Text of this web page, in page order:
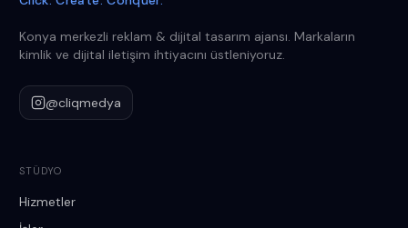
Konya merkezli reklam & dijital tasarım ajansı. Markaların
kimlik ve dijital iletişim ihtiyacını üstleniyoruz.
@cliqmedya
STÜDYO
Hizmetler